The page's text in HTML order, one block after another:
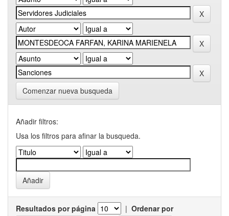
Comenzar nueva busqueda
Añadir filtros:
Usa los filtros para afinar la busqueda.
Resultados por página | Ordenar por